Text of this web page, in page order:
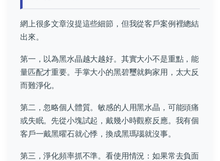
網上很多文章沒提這些細節，但我從客戶案例裡總結
出來。
第一，以為黑水晶越大越好。其實大小不是重點，能
量匹配才重要。手掌大小的黑碧璽就夠家用，太大反
而難淨化。
第二，忽略個人體質。敏感的人用黑水晶，可能頭痛
或失眠。先從小塊試起，戴幾小時觀察反應。我有個
客戶一戴黑曜石就心悸，換成黑瑪瑙就沒事。
第三，淨化頻率抓不準。看使用情況：如果常去負面